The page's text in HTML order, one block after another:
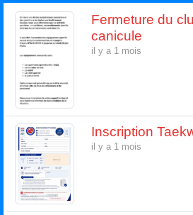
Fermeture du
canicule
il y a 1 mois
Inscription
il y a 1 mois